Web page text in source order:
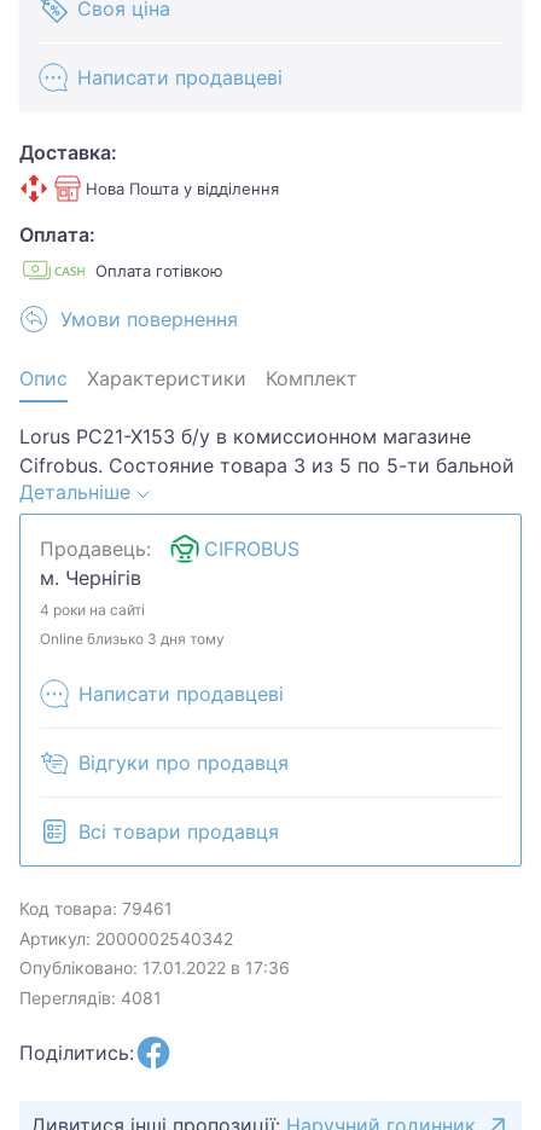
Своя ціна
Написати продавцеві
Доставка:
Нова Пошта у відділення
Оплата:
Оплата готівкою
Умови повернення
Опис Характеристики Комплект
Lorus PC21-X153 б/у в комиссионном магазине
Cifrobus. Состояние товара 3 из 5 по 5-ти бальной
системе. Примечание: потертости,.Хотите скидку?
Давайте обсудим. Предложите свою цену и мы
посмотрим, что сможем сделать.Уточняйте
наличие и комплектацию у менеджера. Товар
может быть продан в розничном магазине.
Детальніше
Продавець:
CIFROBUS
м. Чернігів
4 роки на сайті
Online близько 3 дня тому
Написати продавцеві
Відгуки про продавця
Всі товари продавця
Код товара: 79461
Артикул: 2000002540342
Опубліковано: 17.01.2022 в 17:36
Переглядів: 4081
Поділитись:
Дивитися інші пропозиції: Наручний годинник